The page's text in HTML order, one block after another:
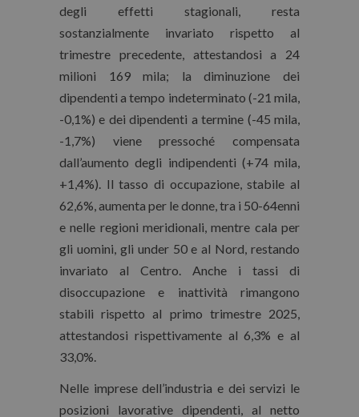
degli effetti stagionali, resta
sostanzialmente invariato rispetto al
trimestre precedente, attestandosi a 24
milioni 169 mila; la diminuzione dei
dipendenti a tempo indeterminato (-21 mila,
-0,1%) e dei dipendenti a termine (-45 mila,
-1,7%) viene pressoché compensata
dall’aumento degli indipendenti (+74 mila,
+1,4%). Il tasso di occupazione, stabile al
62,6%, aumenta per le donne, tra i 50-64enni
e nelle regioni meridionali, mentre cala per
gli uomini, gli under 50 e al Nord, restando
invariato al Centro. Anche i tassi di
disoccupazione e inattività rimangono
stabili rispetto al primo trimestre 2025,
attestandosi rispettivamente al 6,3% e al
33,0%.
Nelle imprese dell’industria e dei servizi le
posizioni lavorative dipendenti, al netto